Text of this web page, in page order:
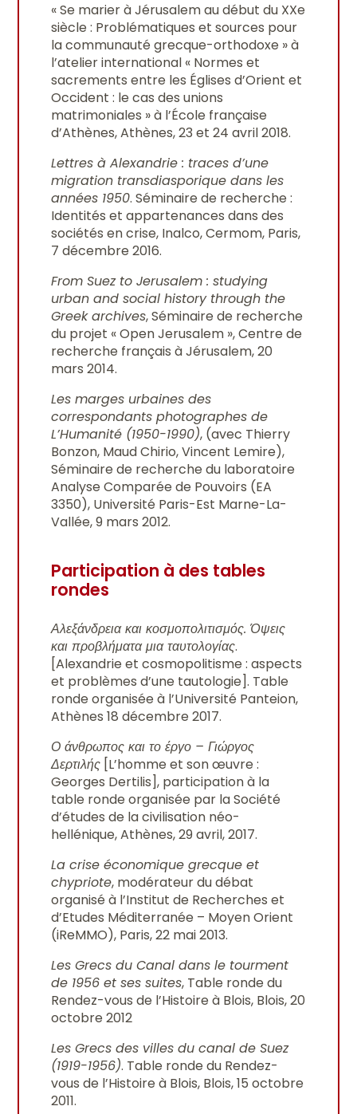
« Se marier à Jérusalem au début du XXe
siècle : Problématiques et sources pour
la communauté grecque-orthodoxe » à
l’atelier international « Normes et
sacrements entre les Églises d’Orient et
Occident : le cas des unions
matrimoniales » à l’École française
d’Athènes, Athènes, 23 et 24 avril 2018.
Lettres à Alexandrie : traces d’une
migration transdiasporique dans les
années 1950. Séminaire de recherche :
Identités et appartenances dans des
sociétés en crise, Inalco, Cermom, Paris,
7 décembre 2016.
From Suez to Jerusalem : studying
urban and social history through the
Greek archives, Séminaire de recherche
du projet « Open Jerusalem », Centre de
recherche français à Jérusalem, 20
mars 2014.
Les marges urbaines des
correspondants photographes de
L’Humanité (1950-1990), (avec Thierry
Bonzon, Maud Chirio, Vincent Lemire),
Séminaire de recherche du laboratoire
Analyse Comparée de Pouvoirs (EA
3350), Université Paris-Est Marne-La-
Vallée, 9 mars 2012.
Participation à des tables
rondes
Αλεξάνδρεια και κοσμοπολιτισμός. Όψεις
και προβλήματα μια ταυτολογίας.
[Alexandrie et cosmopolitisme : aspects
et problèmes d’une tautologie]. Table
ronde organisée à l’Université Panteion,
Athènes 18 décembre 2017.
Ο άνθρωπος και το έργο – Γιώργος
Δερτιλής [L’homme et son œuvre :
Georges Dertilis], participation à la
table ronde organisée par la Société
d’études de la civilisation néo-
hellénique, Athènes, 29 avril, 2017.
La crise économique grecque et
chypriote, modérateur du débat
organisé à l’Institut de Recherches et
d’Etudes Méditerranée – Moyen Orient
(iReMMO), Paris, 22 mai 2013.
Les Grecs du Canal dans le tourment
de 1956 et ses suites, Table ronde du
Rendez-vous de l’Histoire à Blois, Blois, 20
octobre 2012
Les Grecs des villes du canal de Suez
(1919-1956). Table ronde du Rendez-
vous de l’Histoire à Blois, Blois, 15 octobre
2011.